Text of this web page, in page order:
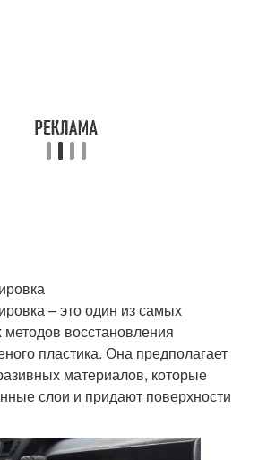
– это один из самых
восстановления
пластика. Она предполагает
материалов, которые
слои и придают поверхности